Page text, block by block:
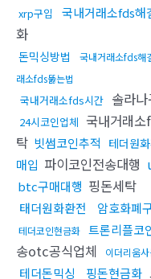
xrp구입 국내거래소fds해
화
돈믹싱방법 국내거래소fds해
래소fds뚫는법
국내거래소fds시간 솔라나
24시코인업체 국내거래
탁 빗썸코인추적 테더원
매입 파이코인전송대행
btc구매대행 핑돈세탁
태더원화환전 암호화폐
테더코인현금화 트론리플코
송otc공식업체
이더리움
테더돈믹싱 핑돈현금화